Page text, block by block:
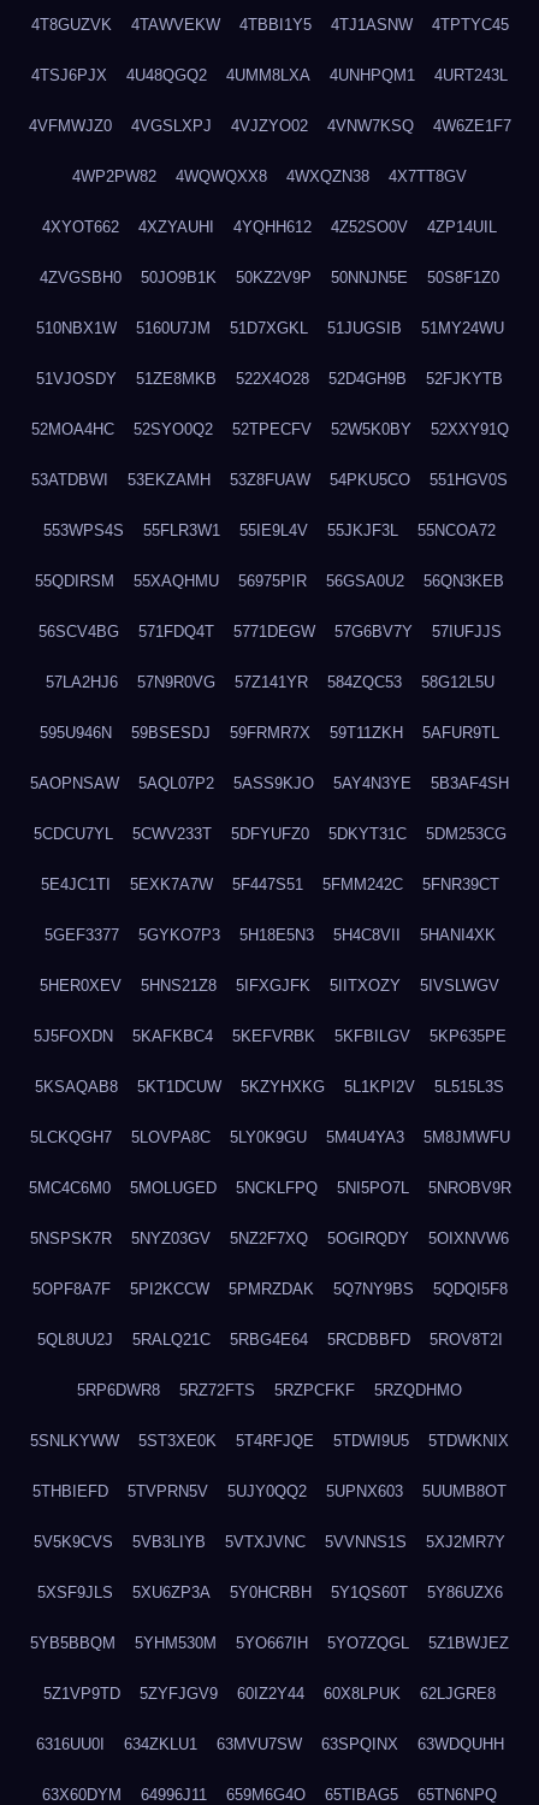
4T8GUZVK 4TAWVEKW 4TBBI1Y5 4TJ1ASNW 4TPTYC45
4TSJ6PJX 4U48QGQ2 4UMM8LXA 4UNHPQM1 4URT243L
4VFMWJZ0 4VGSLXPJ 4VJZYO02 4VNW7KSQ 4W6ZE1F7
4WP2PW82 4WQWQXX8 4WXQZN38 4X7TT8GV
4XYOT662 4XZYAUHI 4YQHH612 4Z52SO0V 4ZP14UIL
4ZVGSBH0 50JO9B1K 50KZ2V9P 50NNJN5E 50S8F1Z0
510NBX1W 5160U7JM 51D7XGKL 51JUGSIB 51MY24WU
51VJOSDY 51ZE8MKB 522X4O28 52D4GH9B 52FJKYTB
52MOA4HC 52SYO0Q2 52TPECFV 52W5K0BY 52XXY91Q
53ATDBWI 53EKZAMH 53Z8FUAW 54PKU5CO 551HGV0S
553WPS4S 55FLR3W1 55IE9L4V 55JKJF3L 55NCOA72
55QDIRSM 55XAQHMU 56975PIR 56GSA0U2 56QN3KEB
56SCV4BG 571FDQ4T 5771DEGW 57G6BV7Y 57IUFJJS
57LA2HJ6 57N9R0VG 57Z141YR 584ZQC53 58G12L5U
595U946N 59BSESDJ 59FRMR7X 59T11ZKH 5AFUR9TL
5AOPNSAW 5AQL07P2 5ASS9KJO 5AY4N3YE 5B3AF4SH
5CDCU7YL 5CWV233T 5DFYUFZ0 5DKYT31C 5DM253CG
5E4JC1TI 5EXK7A7W 5F447S51 5FMM242C 5FNR39CT
5GEF3377 5GYKO7P3 5H18E5N3 5H4C8VII 5HANI4XK
5HER0XEV 5HNS21Z8 5IFXGJFK 5IITXOZY 5IVSLWGV
5J5FOXDN 5KAFKBC4 5KEFVRBK 5KFBILGV 5KP635PE
5KSAQAB8 5KT1DCUW 5KZYHXKG 5L1KPI2V 5L515L3S
5LCKQGH7 5LOVPA8C 5LY0K9GU 5M4U4YA3 5M8JMWFU
5MC4C6M0 5MOLUGED 5NCKLFPQ 5NI5PO7L 5NROBV9R
5NSPSK7R 5NYZ03GV 5NZ2F7XQ 5OGIRQDY 5OIXNVW6
5OPF8A7F 5PI2KCCW 5PMRZDAK 5Q7NY9BS 5QDQI5F8
5QL8UU2J 5RALQ21C 5RBG4E64 5RCDBBFD 5ROV8T2I
5RP6DWR8 5RZ72FTS 5RZPCFKF 5RZQDHMO
5SNLKYWW 5ST3XE0K 5T4RFJQE 5TDWI9U5 5TDWKNIX
5THBIEFD 5TVPRN5V 5UJY0QQ2 5UPNX603 5UUMB8OT
5V5K9CVS 5VB3LIYB 5VTXJVNC 5VVNNS1S 5XJ2MR7Y
5XSF9JLS 5XU6ZP3A 5Y0HCRBH 5Y1QS60T 5Y86UZX6
5YB5BBQM 5YHM530M 5YO667IH 5YO7ZQGL 5Z1BWJEZ
5Z1VP9TD 5ZYFJGV9 60IZ2Y44 60X8LPUK 62LJGRE8
6316UU0I 634ZKLU1 63MVU7SW 63SPQINX 63WDQUHH
63X60DYM 64996J11 659M6G4O 65TIBAG5 65TN6NPQ